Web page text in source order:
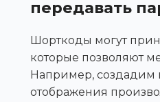
передавать
Шорткоды могут
которые позволяют
Например, создадим
отображения